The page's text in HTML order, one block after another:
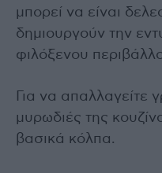
μπορεί να είναι
δημιουργούν την
φιλόξενου
Για να απαλλαγείτε
μυρωδιές της
βασικά κόλπα.